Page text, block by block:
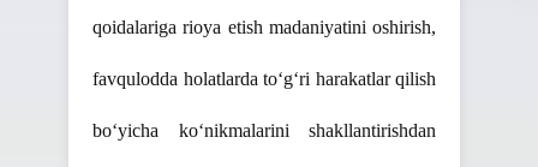
qoidalariga rioya etish madaniyatini oshirish,
favqulodda holatlarda to‘g‘ri harakatlar qilish
bo‘yicha ko‘nikmalarini shakllantirishdan